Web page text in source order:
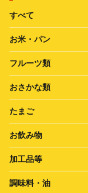
すべて
お米・パン
フルーツ類
おさかな類
たまご
お飲み物
加工品等
調味料・油